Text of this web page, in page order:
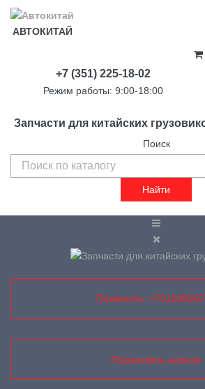
АВТОКИТАЙ
+7 (351) 225-18-02
Режим работы: 9:00-18:00
Запчасти для китайских
Поиск
Найти
Позвонить:
Посмотреть каталог